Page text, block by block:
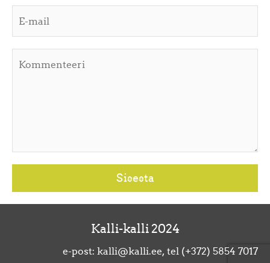
Kalli-kalli 2024
e-post: kalli@kalli.ee, tel (+372) 5854 7017